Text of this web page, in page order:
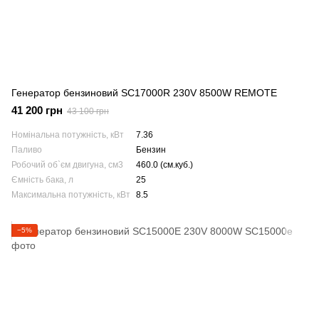
Генератор бензиновий SC17000R 230V 8500W REMOTE
41 200 грн 43 100 грн
Номінальна потужність, кВт
7.36
Паливо
Бензин
Робочий об`єм двигуна, см3
460.0 (см.куб.)
Ємність бака, л
25
Максимальна потужність, кВт
8.5
−5%